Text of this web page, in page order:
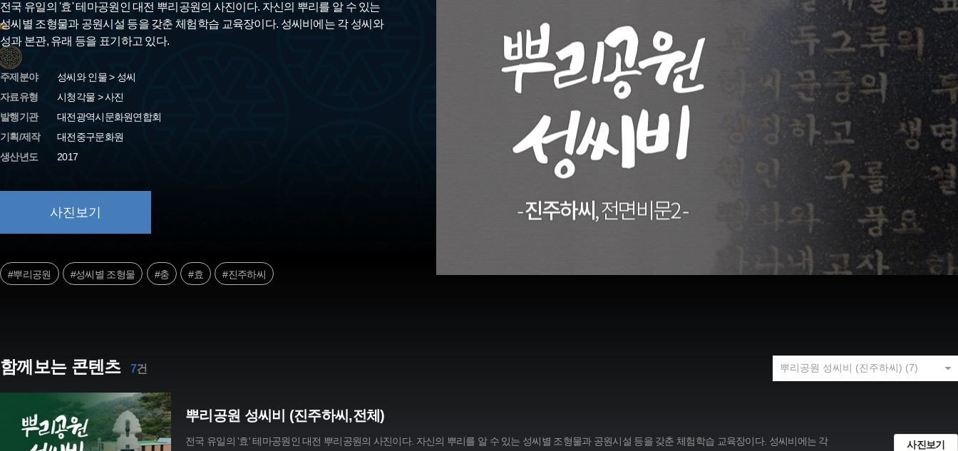
전국 유일의 '효' 테마공원인 대전 뿌리공원의 사진이다. 자신의 뿌리를 알 수 있는
성씨별 조형물과 공원시설 등을 갖춘 체험학습 교육장이다. 성씨비에는 각 성씨와
성과 본관, 유래 등을 표기하고 있다.
주제분야
성씨와 인물 > 성씨
자료유형
시청각물 > 사진
발행기관
대전광역시문화원연합회
기획/제작
대전중구문화원
생산년도
2017
사진보기
#뿌리공원 #성씨별 조형물 #충 #효 #진주하씨
함께보는 콘텐츠 7건
뿌리공원 성씨비 (진주하씨,전체)
전국 유일의 '효' 테마공원인 대전 뿌리공원의 사진이다. 자신의 뿌리를 알 수 있는 성씨별 조형물과 공원시설 등을 갖춘 체험학습 교육장이다. 성씨비에는 각
사진보기